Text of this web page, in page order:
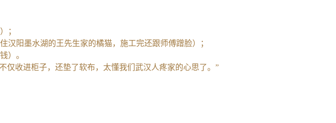
；
阳墨水湖的王先生家的橘猫，施工完还跟师傅蹭脸）；
）。
仅收进柜子，还垫了软布，太懂我们武汉人疼家的心思了。”